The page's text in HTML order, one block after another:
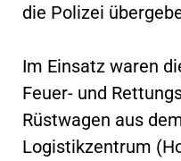
die Polizei
Im Einsatz waren
Feuer- und
Rüstwagen aus
Logistikzentrum